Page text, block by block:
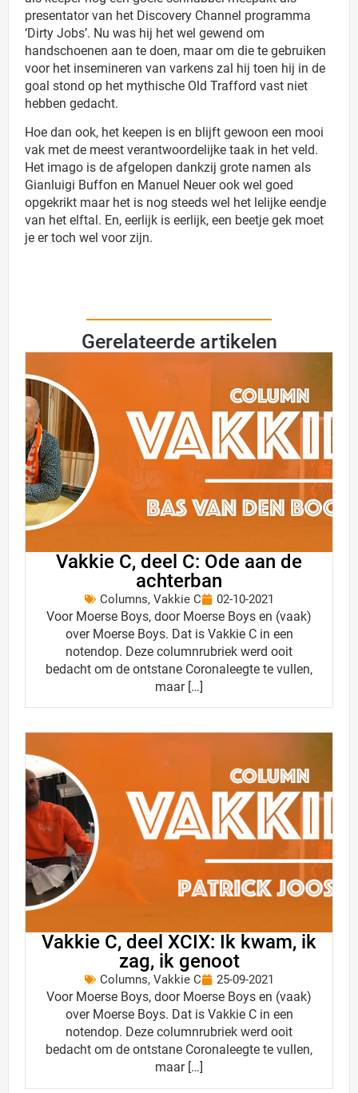
presentator van het Discovery Channel programma
‘Dirty Jobs’. Nu was hij het wel gewend om
handschoenen aan te doen, maar om die te gebruiken
voor het insemineren van varkens zal hij toen hij in de
goal stond op het mythische Old Trafford vast niet
hebben gedacht.
Hoe dan ook, het keepen is en blijft gewoon een mooi
vak met de meest verantwoordelijke taak in het veld.
Het imago is de afgelopen dankzij grote namen als
Gianluigi Buffon en Manuel Neuer ook wel goed
opgekrikt maar het is nog steeds wel het lelijke eendje
van het elftal. En, eerlijk is eerlijk, een beetje gek moet
je er toch wel voor zijn.
Gerelateerde artikelen
Vakkie C, deel C: Ode aan de
achterban
Columns, Vakkie C 02-10-2021
Voor Moerse Boys, door Moerse Boys en (vaak)
over Moerse Boys. Dat is Vakkie C in een
notendop. Deze columnrubriek werd ooit
bedacht om de ontstane Coronaleegte te vullen,
maar […]
Vakkie C, deel XCIX: Ik kwam, ik
zag, ik genoot
Columns, Vakkie C 25-09-2021
Voor Moerse Boys, door Moerse Boys en (vaak)
over Moerse Boys. Dat is Vakkie C in een
notendop. Deze columnrubriek werd ooit
bedacht om de ontstane Coronaleegte te vullen,
maar […]